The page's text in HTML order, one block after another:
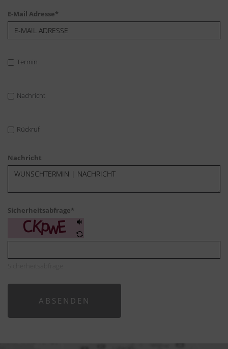
E-Mail Adresse*
Termin
Nachricht
Rückruf
Nachricht
Sicherheitsabfrage*
ABSENDEN